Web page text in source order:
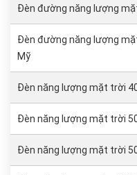
Đèn đường năng lượng
Đèn đường năng lượng
Mỹ
Đèn năng lượng mặt trời
Đèn năng lượng mặt trời
Đèn năng lượng mặt trời